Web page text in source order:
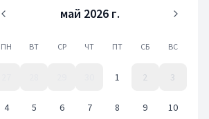
май 2026 г.
ПН ВТ СР ЧТ ПТ СБ ВС
1 2 3
4 5 6 7 8 9 10